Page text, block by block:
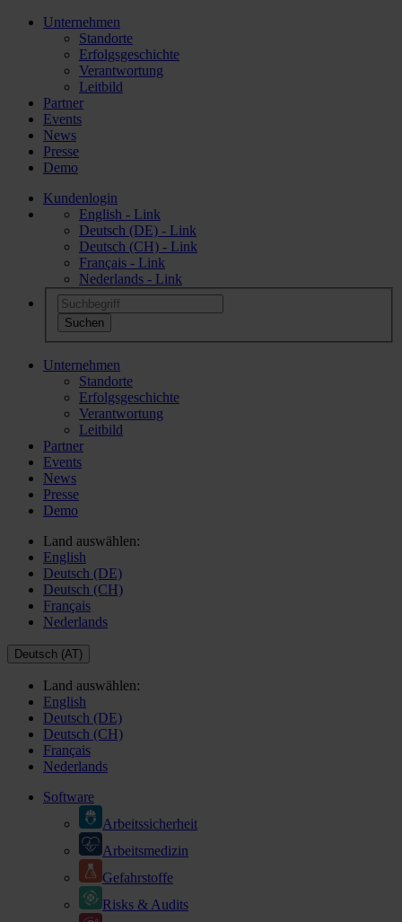
Unternehmen
Standorte
Erfolgsgeschichte
Verantwortung
Leitbild
Partner
Events
News
Presse
Demo
Kundenlogin
English - Link
Deutsch (DE) - Link
Deutsch (CH) - Link
Français - Link
Nederlands - Link
Unternehmen
Standorte
Erfolgsgeschichte
Verantwortung
Leitbild
Partner
Events
News
Presse
Demo
Land auswählen:
English
Deutsch (DE)
Deutsch (CH)
Français
Nederlands
Deutsch (AT)
Land auswählen:
English
Deutsch (DE)
Deutsch (CH)
Français
Nederlands
Software
Arbeitssicherheit
Arbeitsmedizin
Gefahrstoffe
Risks & Audits